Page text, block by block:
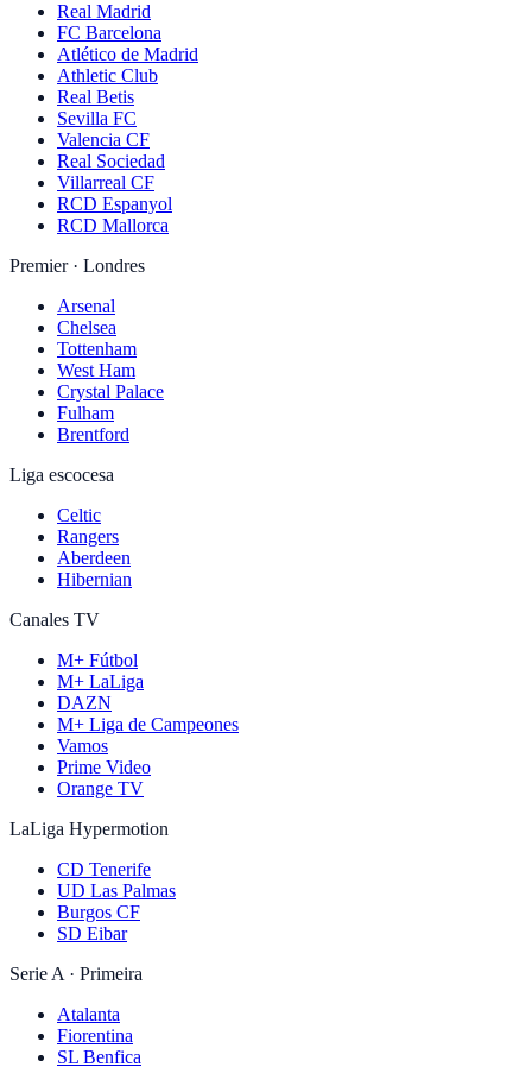
Real Madrid
FC Barcelona
Atlético de Madrid
Athletic Club
Real Betis
Sevilla FC
Valencia CF
Real Sociedad
Villarreal CF
RCD Espanyol
RCD Mallorca
Premier · Londres
Arsenal
Chelsea
Tottenham
West Ham
Crystal Palace
Fulham
Brentford
Liga escocesa
Celtic
Rangers
Aberdeen
Hibernian
Canales TV
M+ Fútbol
M+ LaLiga
DAZN
M+ Liga de Campeones
Vamos
Prime Video
Orange TV
LaLiga Hypermotion
CD Tenerife
UD Las Palmas
Burgos CF
SD Eibar
Serie A · Primeira
Atalanta
Fiorentina
SL Benfica